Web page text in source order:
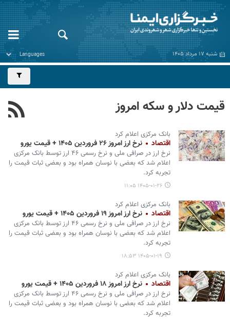
شنبه ۱۷ مرداد ۱۴۰۵
قیمت دلار و سکه امروز
بانک مرکزی اعلام کرد
اقتصاد نرخ ارز امروز ۲۶ فروردین ۱۴۰۵ + قیمت یورو
نرخ ارز در صرافی ملی و نرخ رسمی ۴۶ ارز توسط بانک مرکزی
اعلام شد که بعضی با نوسان همراه بود و بعضی ثبات قیمت را
تجربه کرد.
۱۴۰۵-۰۱-۲۶ ۱۱:۰۵
بانک مرکزی اعلام کرد
اقتصاد نرخ ارز امروز ۱۹ فروردین ۱۴۰۵ + قیمت یورو
نرخ ارز در صرافی ملی و نرخ رسمی ۴۶ ارز توسط بانک مرکزی
اعلام شد که بعضی با نوسان همراه بود و بعضی ثبات قیمت را
تجربه کرد.
۱۴۰۵-۰۱-۱۹ ۱۸:۵۳
بانک مرکزی اعلام کرد
اقتصاد نرخ ارز امروز ۱۸ فروردین ۱۴۰۵ + قیمت یورو
نرخ ارز در صرافی ملی و نرخ رسمی ۴۶ ارز توسط بانک مرکزی
اعلام شد که بعضی با نوسان همراه بود و بعضی ثبات قیمت را
تجربه کرد.